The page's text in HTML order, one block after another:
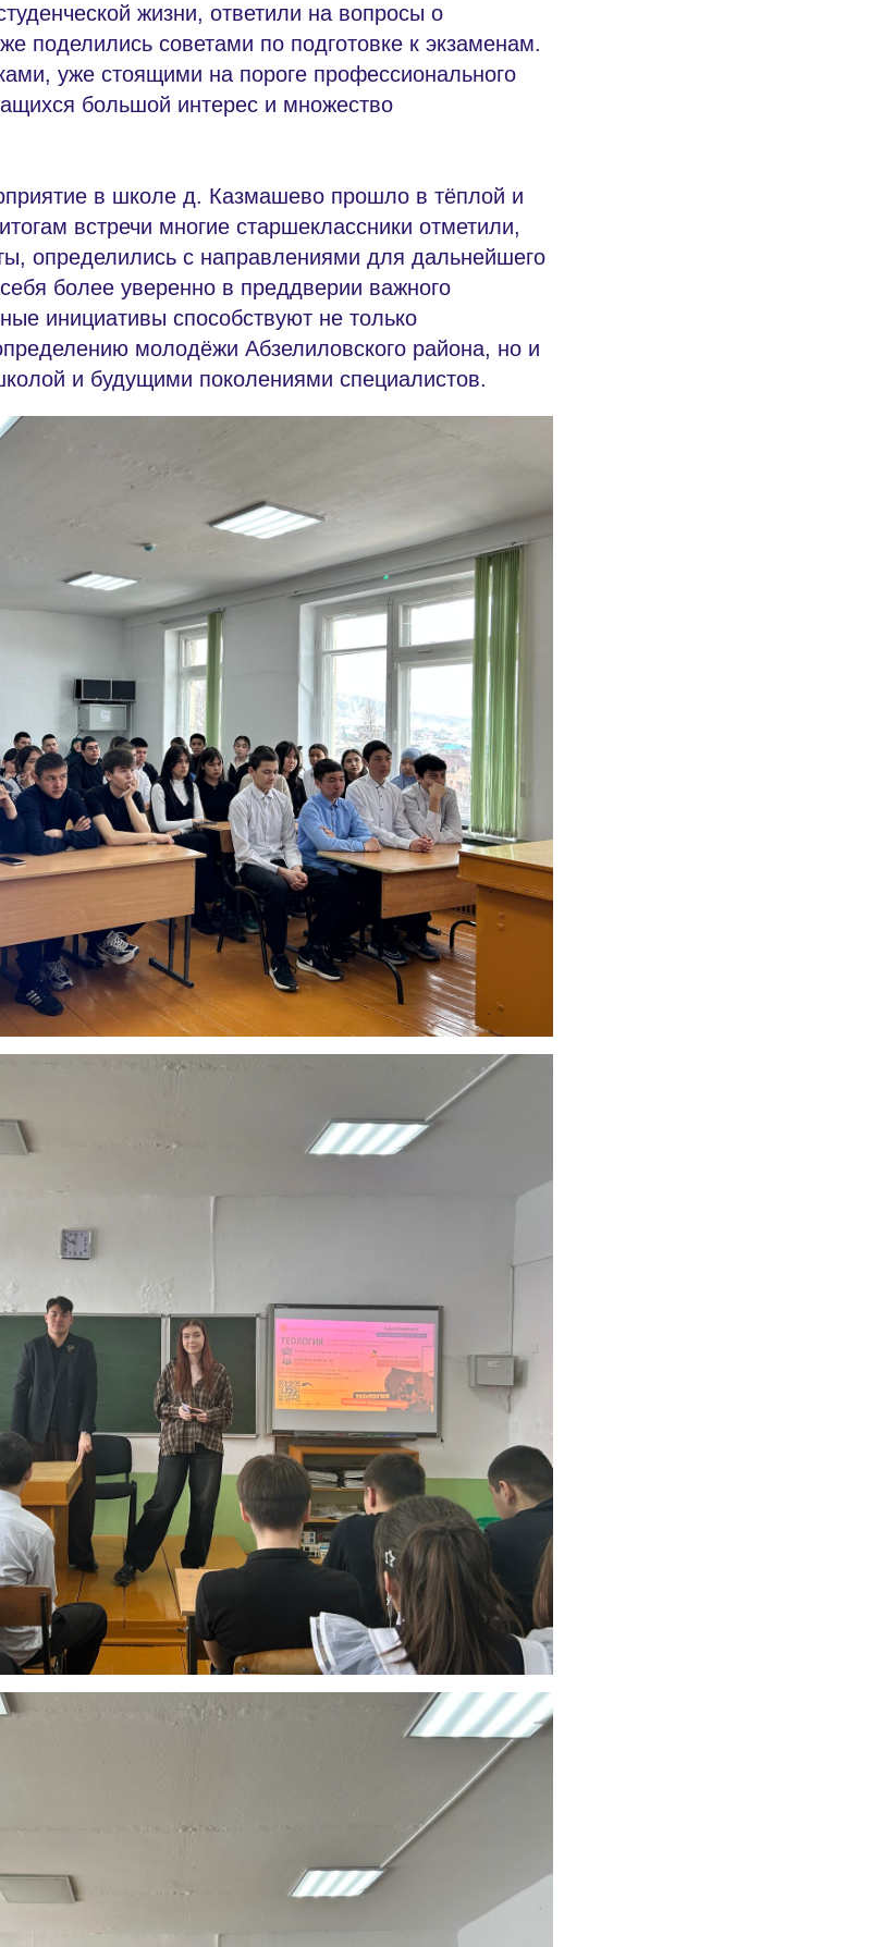
жизни, ответили на вопросы о
поделились советами по подготовке к экзаменам.
уже стоящими на пороге профессионального
большой интерес и множество
в школе д. Казмашево прошло в тёплой и
встречи многие старшеклассники отметили,
определились с направлениями для дальнейшего
более уверенно в преддверии важного
инициативы способствуют не только
молодёжи Абзелиловского района, но и
и будущими поколениями специалистов.